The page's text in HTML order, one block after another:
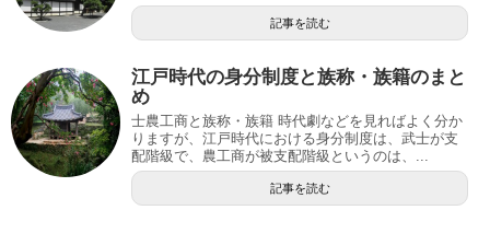
記事を読む
江戸時代の身分制度と族称・族籍のまと
め
士農工商と族称・族籍 時代劇などを見ればよく分か
りますが、江戸時代における身分制度は、武士が支
配階級で、農工商が被支配階級というのは、...
記事を読む